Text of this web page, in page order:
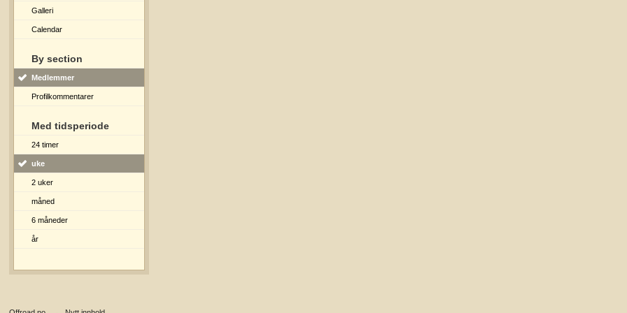
Galleri
Calendar
By section
Medlemmer
Profilkommentarer
Med tidsperiode
24 timer
uke
2 uker
måned
6 måneder
år